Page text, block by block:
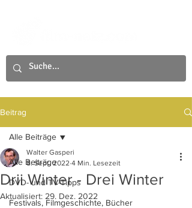
Beitrag
Alle Beiträge
DVD- und TV-Tipps
Festivals, Filmgeschichte, Bücher
Alle Beiträge
Drii Winter - Drei Winter
Walter Gasperi
8. Sept. 2022 4 Min. Lesezeit
Aktualisiert: 29. Dez. 2022